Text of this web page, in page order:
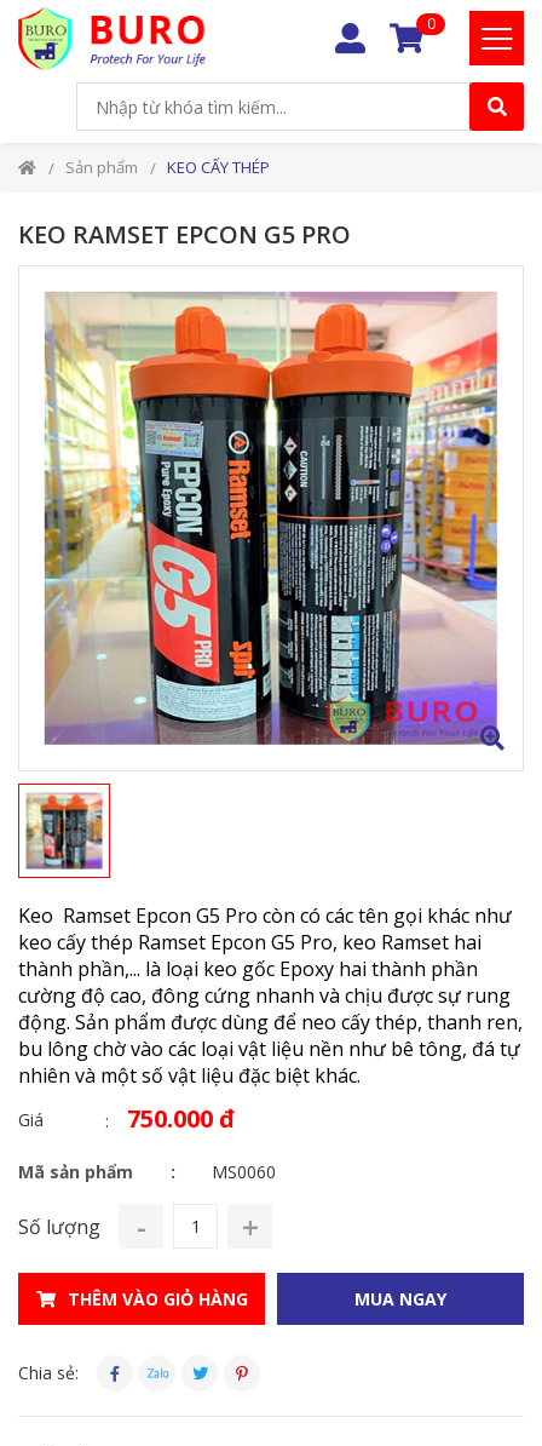
0
Sản phẩm KEO CẤY THÉP
KEO RAMSET EPCON G5 PRO
Keo Ramset Epcon G5 Pro còn có các tên gọi khác như
keo cấy thép Ramset Epcon G5 Pro, keo Ramset hai
thành phần,... là loại keo gốc Epoxy hai thành phần
cường độ cao, đông cứng nhanh và chịu được sự rung
động. Sản phẩm được dùng để neo cấy thép, thanh ren,
bu lông chờ vào các loại vật liệu nền như bê tông, đá tự
nhiên và một số vật liệu đặc biệt khác.
Giá 750.000 đ
Mã sản phẩm MS0060
Số lượng - +
THÊM VÀO GIỎ HÀNG MUA NGAY
Chia sẻ: